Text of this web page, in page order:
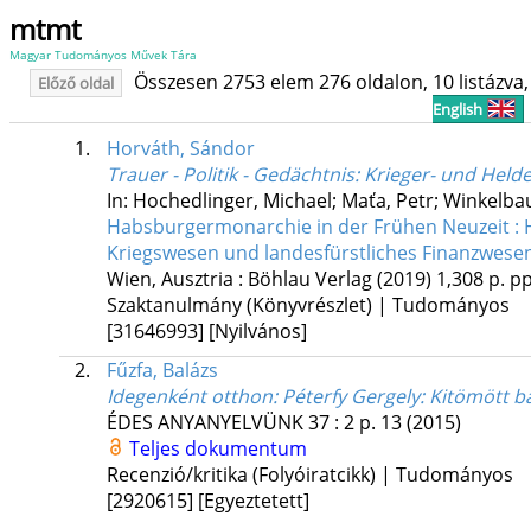
mtmt
Magyar Tudományos Művek Tára
Előző oldal Összesen 2753 elem 276 oldalon, 10
English
1.
Horváth, Sándor
Trauer - Politik - Gedächtnis: Krieger- und
In: Hochedlinger, Michael; Maťa, Petr;
Habsburgermonarchie in der Frühen Neuzeit :
Kriegswesen und landesfürstliches
Wien, Ausztria : Böhlau Verlag(2019) 1,308 p.
Szaktanulmány (Könyvrészlet) | Tudományos
[31646993] [Nyilvános]
2.
Fűzfa, Balázs
Idegenként otthon: Péterfy Gergely: Kitömött
ÉDES ANYANYELVÜNK37: 2 p. 13(2015)
Teljes dokumentum
Recenzió/kritika (Folyóiratcikk) | Tudományos
[2920615] [Egyeztetett]